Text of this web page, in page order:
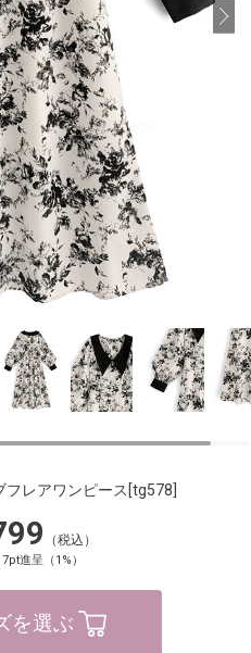
レアワンピース [tg578]
（税込）
進呈（1%）
を選ぶ